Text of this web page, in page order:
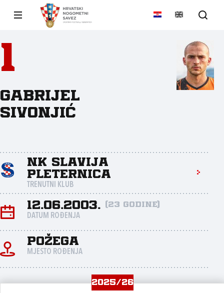
1
Gabrijel
Sivonjić
NK Slavija
Pleternica
TRENUTNI KLUB
12.06.2003. (23 godine)
DATUM ROĐENJA
Požega
MJESTO ROĐENJA
2025/26